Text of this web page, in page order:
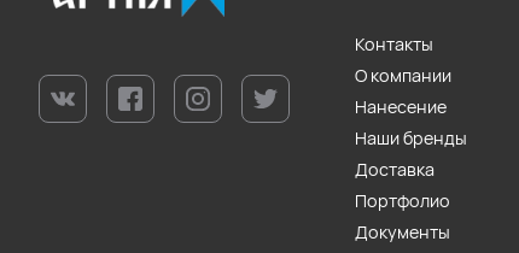
Контакты
О компании
Нанесение
Наши бренды
Доставка
Портфолио
Документы